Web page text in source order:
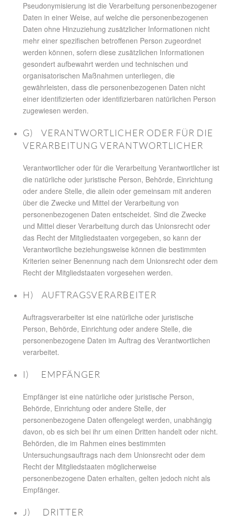
Pseudonymisierung ist die Verarbeitung personenbezogener
Daten in einer Weise, auf welche die personenbezogenen
Daten ohne Hinzuziehung zusätzlicher Informationen nicht
mehr einer spezifischen betroffenen Person zugeordnet
werden können, sofern diese zusätzlichen Informationen
gesondert aufbewahrt werden und technischen und
organisatorischen Maßnahmen unterliegen, die
gewährleisten, dass die personenbezogenen Daten nicht
einer identifizierten oder identifizierbaren natürlichen Person
zugewiesen werden.
G) VERANTWORTLICHER ODER FÜR DIE
VERARBEITUNG VERANTWORTLICHER
Verantwortlicher oder für die Verarbeitung Verantwortlicher ist
die natürliche oder juristische Person, Behörde, Einrichtung
oder andere Stelle, die allein oder gemeinsam mit anderen
über die Zwecke und Mittel der Verarbeitung von
personenbezogenen Daten entscheidet. Sind die Zwecke
und Mittel dieser Verarbeitung durch das Unionsrecht oder
das Recht der Mitgliedstaaten vorgegeben, so kann der
Verantwortliche beziehungsweise können die bestimmten
Kriterien seiner Benennung nach dem Unionsrecht oder dem
Recht der Mitgliedstaaten vorgesehen werden.
H) AUFTRAGSVERARBEITER
Auftragsverarbeiter ist eine natürliche oder juristische
Person, Behörde, Einrichtung oder andere Stelle, die
personenbezogene Daten im Auftrag des Verantwortlichen
verarbeitet.
I) EMPFÄNGER
Empfänger ist eine natürliche oder juristische Person,
Behörde, Einrichtung oder andere Stelle, der
personenbezogene Daten offengelegt werden, unabhängig
davon, ob es sich bei ihr um einen Dritten handelt oder nicht.
Behörden, die im Rahmen eines bestimmten
Untersuchungsauftrags nach dem Unionsrecht oder dem
Recht der Mitgliedstaaten möglicherweise
personenbezogene Daten erhalten, gelten jedoch nicht als
Empfänger.
J) DRITTER